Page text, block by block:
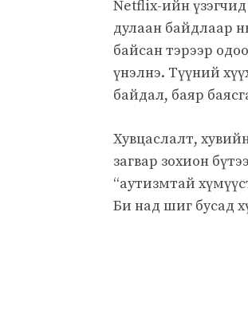
Netflix-ийн үзэгчид
дулаан байдлаар
байсан тэрээр
үнэлнэ. Түүний
байдал, баяр
Хувцаслалт,
загвар зохион
“аутизмтай
Би над шиг бусад